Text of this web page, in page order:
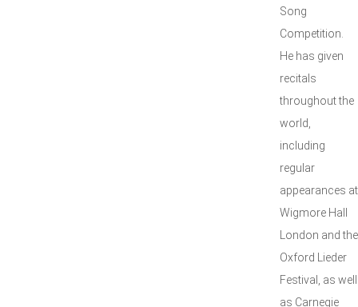
Song
Competition.
He has given
recitals
throughout the
world,
including
regular
appearances at
Wigmore Hall
London and the
Oxford Lieder
Festival, as well
as Carnegie